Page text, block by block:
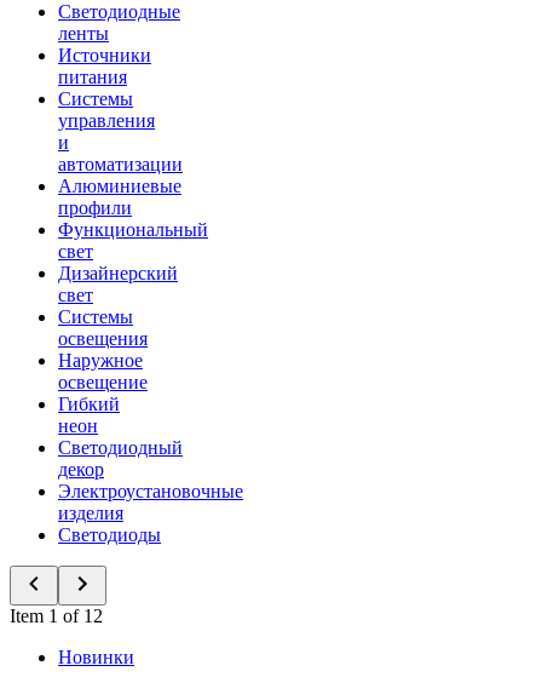
Светодиодные
ленты
Источники
питания
Системы
управления
и
автоматизации
Алюминиевые
профили
Функциональный
свет
Дизайнерский
свет
Системы
освещения
Наружное
освещение
Гибкий
неон
Светодиодный
декор
Электроустановочные
изделия
Светодиоды
Item 1 of 12
Новинки